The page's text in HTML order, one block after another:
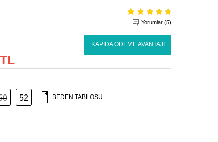
Yorumlar (5)
KAPIDA ÖDEME AVANTAJI
52 BEDEN TABLOSU